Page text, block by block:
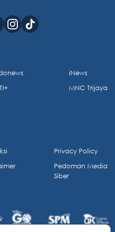
iNews
MNC Trijaya
Privacy Policy
Pedoman Media
Siber